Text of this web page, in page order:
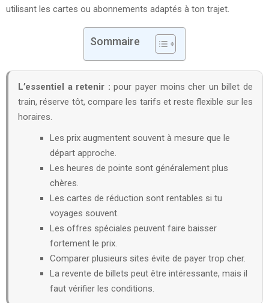
utilisant les cartes ou abonnements adaptés à ton trajet.
Sommaire
L’essentiel a retenir : pour payer moins cher un billet de
train, réserve tôt, compare les tarifs et reste flexible sur les
horaires.
Les prix augmentent souvent à mesure que le
départ approche.
Les heures de pointe sont généralement plus
chères.
Les cartes de réduction sont rentables si tu
voyages souvent.
Les offres spéciales peuvent faire baisser
fortement le prix.
Comparer plusieurs sites évite de payer trop cher.
La revente de billets peut être intéressante, mais il
faut vérifier les conditions.